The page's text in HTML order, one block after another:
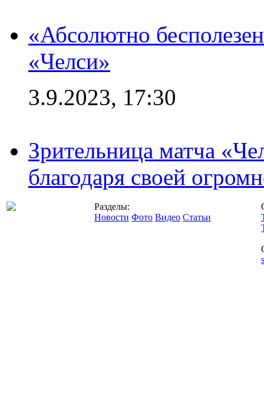
«Абсолютно
«Челси»
3.9.2023, 17:30
Зрительница матча
благодаря своей
Разделы:
Новости Фото Видео Статьи